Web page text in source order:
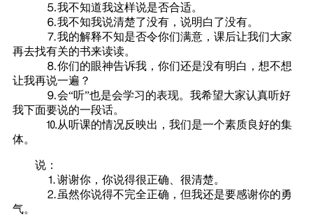
⒌我不知道我这样说是否合适。
⒍我不知我说清楚了没有，说明白了没有。
⒎我的解释不知是否令你们满意，课后让我们大家
再去找有关的书来读读。
⒏你们的眼神告诉我，你们还是没有明白，想不想
让我再说一遍？
⒐会“听”也是会学习的表现。我希望大家认真听好
我下面要说的一段话。
⒑从听课的情况反映出，我们是一个素质良好的集
体。
说：
⒈谢谢你，你说得很正确、很清楚。
⒉虽然你说得不完全正确，但我还是要感谢你的勇
气。